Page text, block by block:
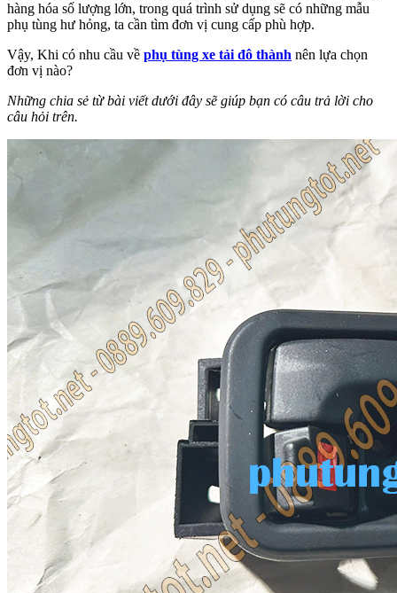
hàng hóa số lượng lớn, trong quá trình sử dụng sẽ có những mẫu
phụ tùng hư hỏng, ta cần tìm đơn vị cung cấp phù hợp.
Vậy, Khi có nhu cầu về phụ tùng xe tải đô thành nên lựa chọn
đơn vị nào?
Những chia sẻ từ bài viết dưới đây sẽ giúp bạn có câu trả lời cho
câu hỏi trên.